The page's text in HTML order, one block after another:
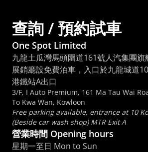
查詢 / 預約試車
One Spot Limited
九龍土瓜灣馬頭圍道161號人汽集團旗
展銷廳設免費泊車，入口於九龍城道
港鐵站A出口
3/F, I Auto Premium, 161 Ma Tau Wai
To Kwa Wan, Kowloon
Free parking available, entrance at 10
(Beside car wash shop) MTR Exit A
營業時間 Opening hours
星期一至日 Mon to Sun